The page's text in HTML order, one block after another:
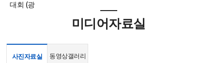
대회 (광
미디어자료실
사진자료실 동영상갤러리